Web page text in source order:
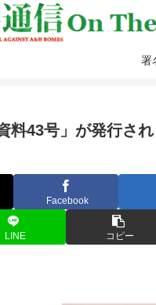
署
料43号」が発行さ
Facebook
LINE コピー